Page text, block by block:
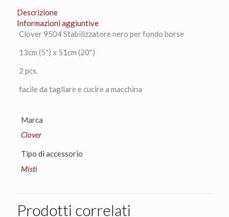
Descrizione
Informazioni aggiuntive
Clover 9504 Stabilizzatore nero per fondo borse
13cm (5″) x 51cm (20″)
2 pcs.
facile da tagliare e cucire a macchina
Marca
Clover
Tipo di accessorio
Misti
Prodotti correlati